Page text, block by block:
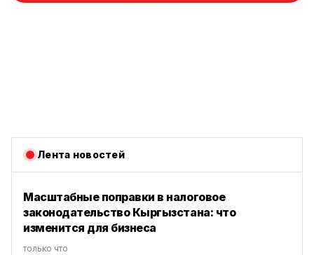
Лента новостей
Масштабные поправки в налоговое
законодательство Кыргызстана: что
изменится для бизнеса
только что